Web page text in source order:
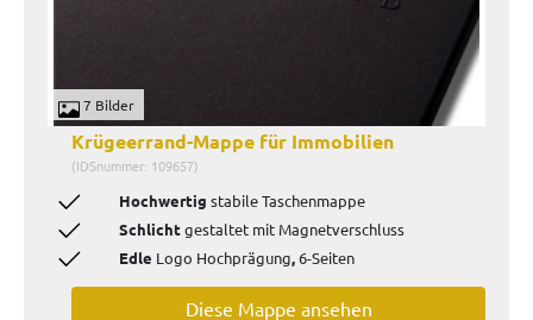
7 Bilder
Krügeerrand-Mappe für Immobilien
(IDSnummer: 109657)
Hochwertig stabile Taschenmappe
Schlichtgestaltet mit Magnetverschluss
Edle Logo Hochprägung,6-Seiten
Diese Mappe ansehen